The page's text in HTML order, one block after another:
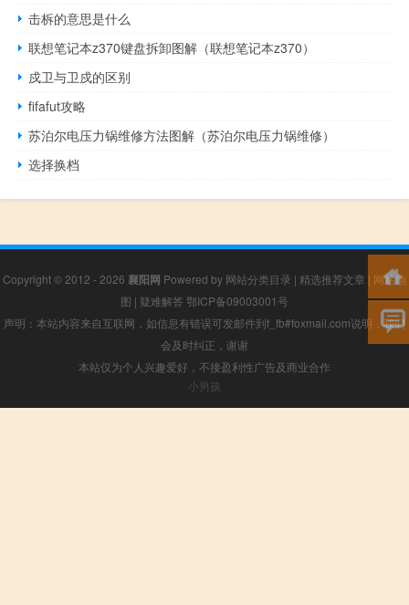
击柝的意思是什么
联想笔记本z370键盘拆卸图解（联想笔记本z370）
戍卫与卫戍的区别
fifafut攻略
苏泊尔电压力锅维修方法图解（苏泊尔电压力锅维修）
选择换档
Copyright © 2012 - 2026 襄阳网 Powered by 网站分类目录 | 精选推荐文章 | 网站地
图 | 疑难解答 鄂ICP备09003001号
声明：本站内容来自互联网，如信息有错误可发邮件到f_fb#foxmail.com说明，我们
会及时纠正，谢谢
本站仅为个人兴趣爱好，不接盈利性广告及商业合作
小男孩